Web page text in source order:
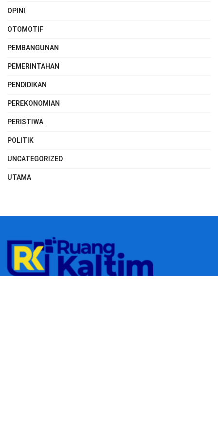
OPINI
OTOMOTIF
PEMBANGUNAN
PEMERINTAHAN
PENDIDIKAN
PEREKONOMIAN
PERISTIWA
POLITIK
UNCATEGORIZED
UTAMA